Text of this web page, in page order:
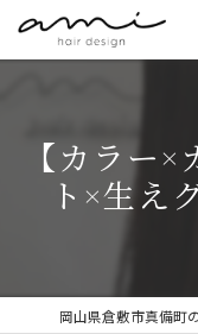
【カラー
ト×生え